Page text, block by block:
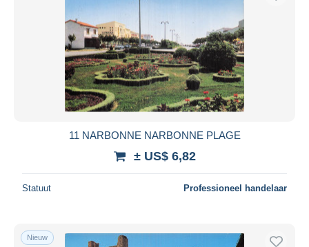
11 NARBONNE NARBONNE PLAGE
± US$ 6,82
Statuut Professioneel handelaar
Nieuw